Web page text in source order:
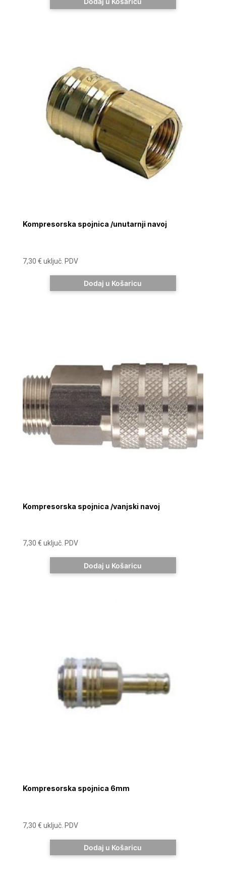
Kompresorska spojnica /unutarnji navoj
7,30 € uključ. PDV
Dodaj u Košaricu
Kompresorska spojnica /vanjski navoj
7,30 € uključ. PDV
Dodaj u Košaricu
Kompresorska spojnica 6mm
7,30 € uključ. PDV
Dodaj u Košaricu